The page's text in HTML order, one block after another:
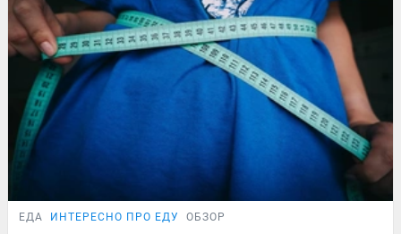
ЕДА ИНТЕРЕСНО ПРО ЕДУ ОБЗОР